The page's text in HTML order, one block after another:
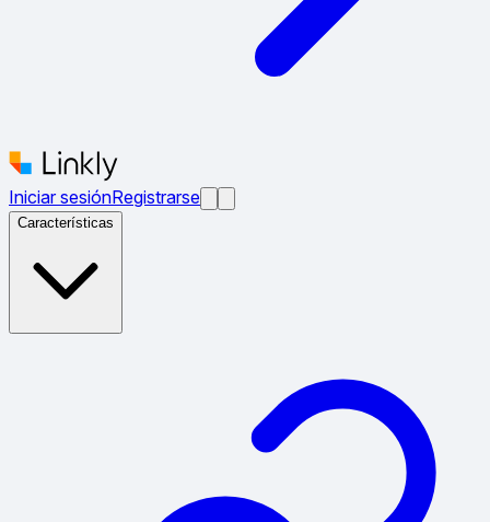
Iniciar sesiónRegistrarse
Características